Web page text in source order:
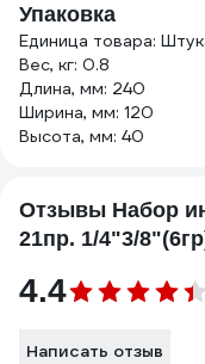
Упаковка
Единица товара:
Вес, кг: 0.8
Длина, мм: 240
Ширина, мм: 120
Высота, мм: 40
Отзывы Набор
21пр. 1/4"3/
4.4
Написать отзыв